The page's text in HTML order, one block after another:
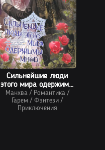
Сильнейшие люди
этого мира одержимы
мной
Манхва/ Романтика/
Гарем / Фэнтези /
Приключения